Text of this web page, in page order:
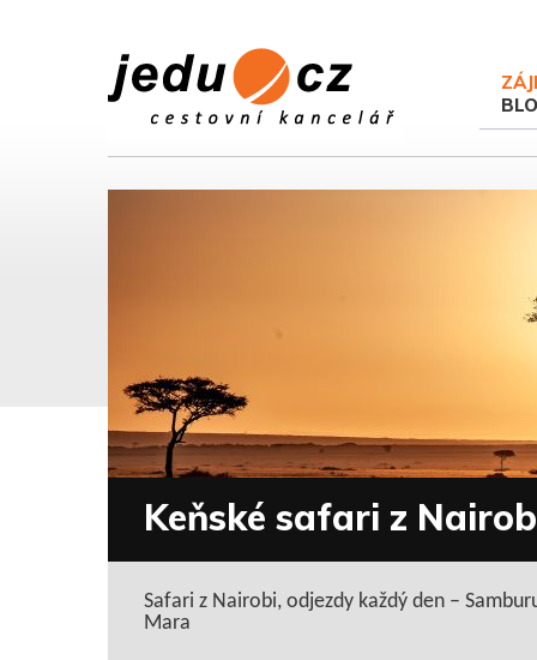
Keňské safari z
Safari z Nairobi, odjezdy každý den –
Mara